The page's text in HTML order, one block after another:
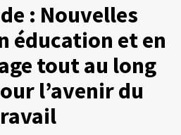
: Nouvelles
éducation et en
tout au long
l’avenir du